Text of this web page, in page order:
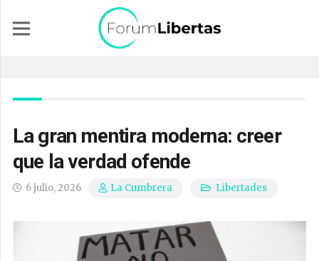
La gran mentira moderna: creer
que la verdad ofende
6 julio, 2026 La Cumbrera Libertades